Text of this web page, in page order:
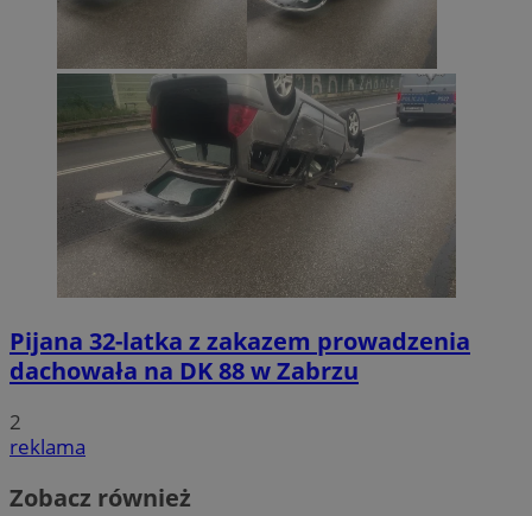
Pijana 32-latka z zakazem prowadzenia
dachowała na DK 88 w Zabrzu
2
reklama
Zobacz również